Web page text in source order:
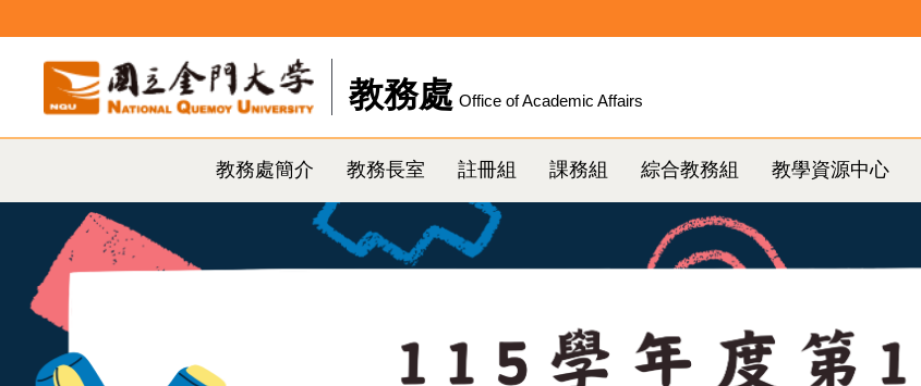
內
教務處 Office of Academic Affairs
教務處簡介 教務長室 註冊組 課務組 綜合教務組 教學資源中心